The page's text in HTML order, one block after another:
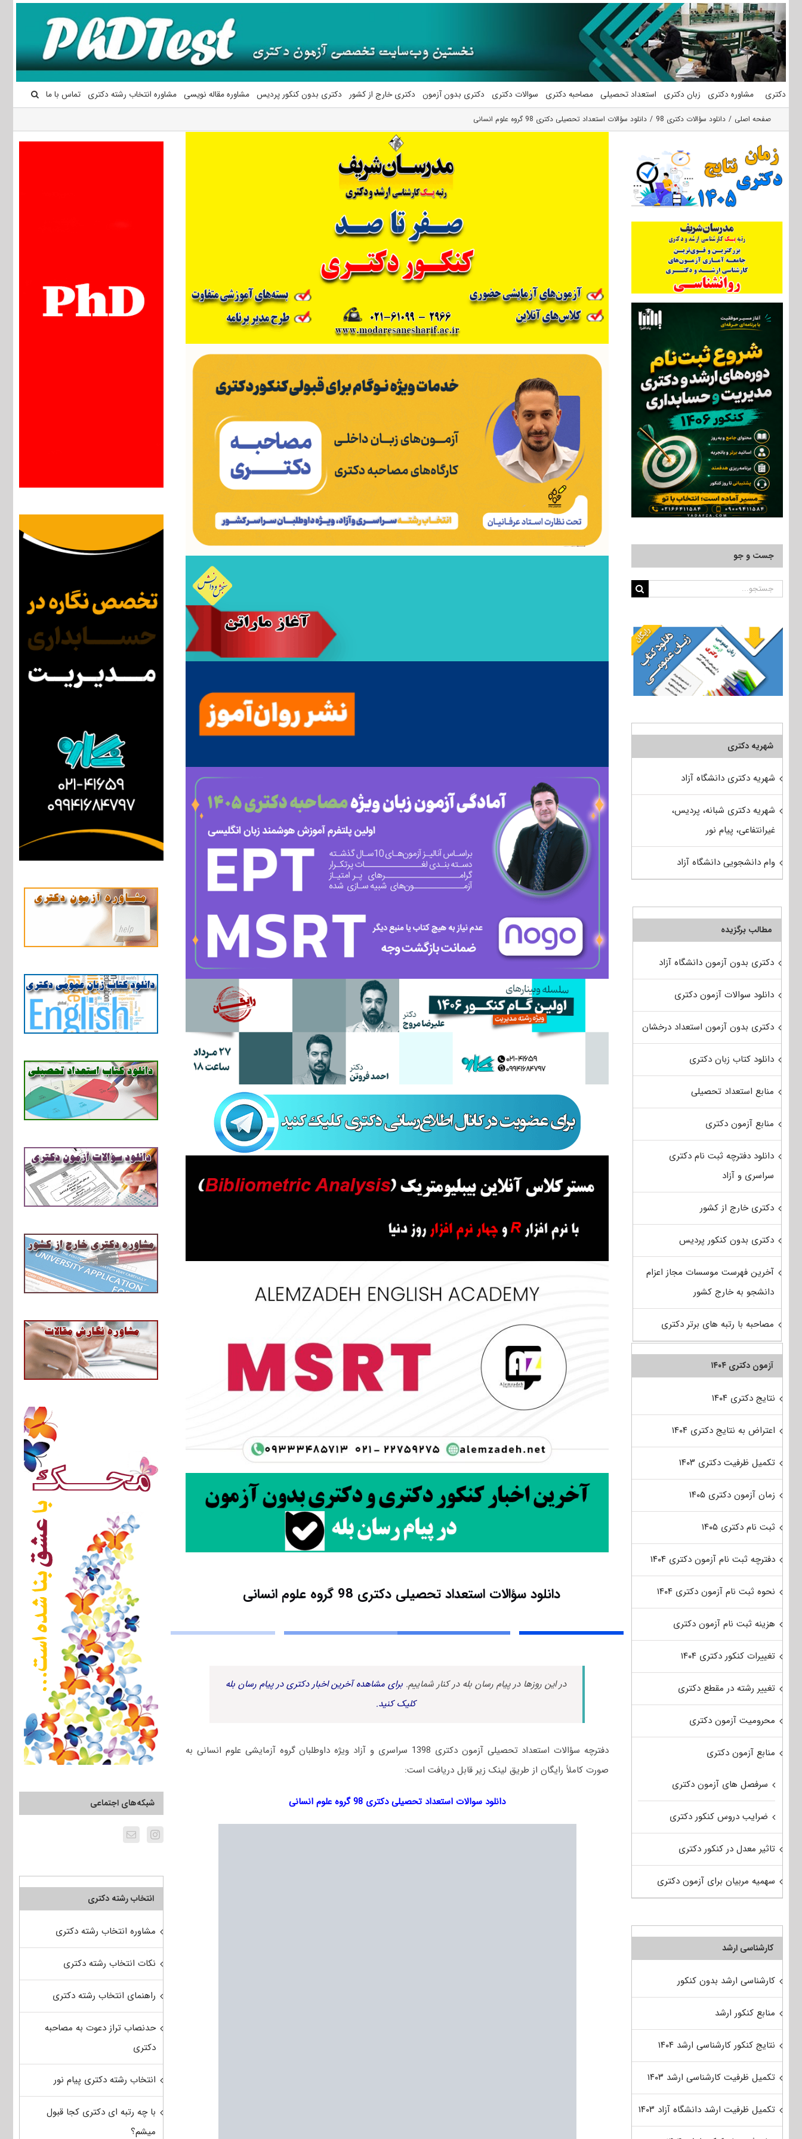
محتوا
دکتری مشاوره دکتری زبان دکتری استعداد تحصیلی مصاحبه دکتری سوالات دکتری دکتری بدون آزمون دکتری خارج از کشور دکتری بدون کنکور پردیس مشاوره مقاله نویسی مشاوره انتخاب رشته دکتری تماس با ما
صفحه اصلی دانلود سؤالات دکتری 98 دانلود سؤالات استعداد تحصیلی دکتری 98 گروه علوم انسانی
دانلود سؤالات استعداد تحصیلی دکتری 98 گروه علوم انسانی
در این روزها در پیام رسان بله در کنار شماییم. برای مشاهده آخرین اخبار دکتری در پیام رسان بله
کلیک کنید.
دفترچه سؤالات استعداد تحصیلی آزمون دکتری 1398 سراسری و آزاد ویژه داوطلبان گروه آزمایشی علوم انسانی به
صورت کاملاً رایگان از طریق لینک زیر قابل دریافت است:
دانلود سوالات استعداد تحصیلی دکتری 98 گروه علوم انسانی شبکه‌های اجتماعی
انتخاب رشته دکتری
مشاوره انتخاب رشته دکتری
نکات انتخاب رشته دکتری
راهنمای انتخاب رشته دکتری
حدنصاب تراز دعوت به مصاحبه
دکتری
انتخاب رشته دکتری پیام نور
با چه رتبه ای دکتری کجا قبول
میشم؟
جست و جو
جستجو
شهریه دکتری
شهریه دکتری دانشگاه آزاد
شهریه دکتری شبانه، پردیس،
غیرانتفاعی، پیام نور
وام دانشجویی دانشگاه آزاد
مطالب برگزیده
دکتری بدون آزمون دانشگاه آزاد
دانلود سوالات آزمون دکتری
دکتری بدون آزمون استعداد درخشان
دانلود کتاب زبان دکتری
منابع استعداد تحصیلی
منابع آزمون دکتری
دانلود دفترچه ثبت نام دکتری
سراسری و آزاد
دکتری خارج از کشور
دکتری بدون کنکور پردیس
آخرین فهرست موسسات مجاز اعزام
دانشجو به خارج کشور
مصاحبه با رتبه های برتر دکتری
آزمون دکتری ۱۴۰۴
نتایج دکتری ۱۴۰۴
اعتراض به نتایج دکتری ۱۴۰۴
تکمیل ظرفیت دکتری ۱۴۰۳
زمان آزمون دکتری ۱۴۰۵
ثبت نام دکتری ۱۴۰۵
دفترچه ثبت نام آزمون دکتری ۱۴۰۴
نحوه ثبت نام آزمون دکتری ۱۴۰۴
هزینه ثبت نام آزمون دکتری
تغییرات کنکور دکتری ۱۴۰۴
تغییر رشته در مقطع دکتری
محرومیت آزمون دکتری
منابع آزمون دکتری
سرفصل های آزمون دکتری
ضرایب دروس کنکور دکتری
تاثیر معدل در کنکور دکتری
سهمیه مربیان برای آزمون دکتری
کارشناسی ارشد
کارشناسی ارشد بدون کنکور
منابع کنکور ارشد
نتایج کنکور کارشناسی ارشد ۱۴۰۴
تکمیل ظرفیت کارشناسی ارشد ۱۴۰۳
تکمیل ظرفیت ارشد دانشگاه آزاد ۱۴۰۳